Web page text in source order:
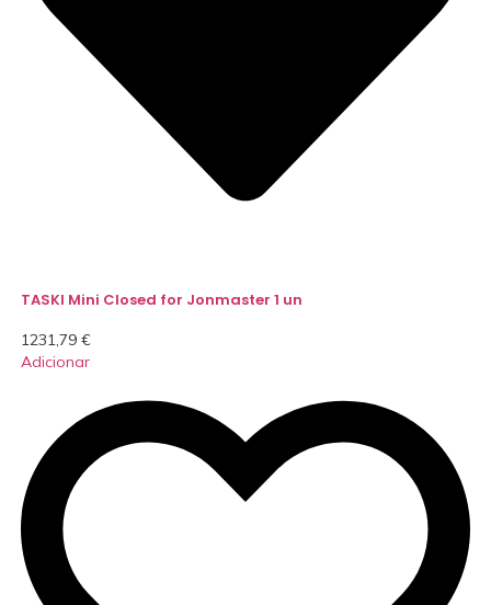
TASKI Mini Closed for Jonmaster 1 un
1231,79 €
Adicionar